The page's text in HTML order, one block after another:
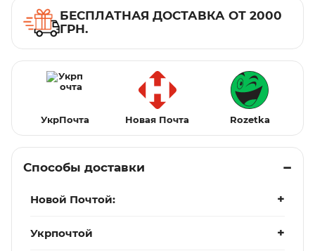
БЕСПЛАТНАЯ ДОСТАВКА ОТ 2000
ГРН.
УкрПочта Новая Почта Rozetka
Способы доставки
Новой Почтой:
Укрпочтой